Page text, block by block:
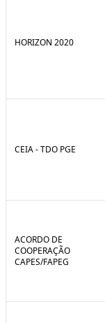
HORIZON 2020
CEIA - TDO PGE
ACORDO DE
COOPERAÇÃO
CAPES/FAPEG